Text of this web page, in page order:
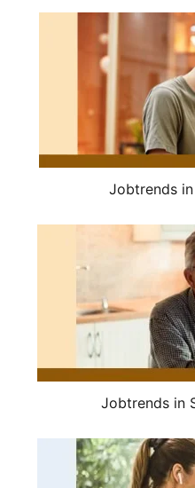
Jobtrends
Jobtrends in